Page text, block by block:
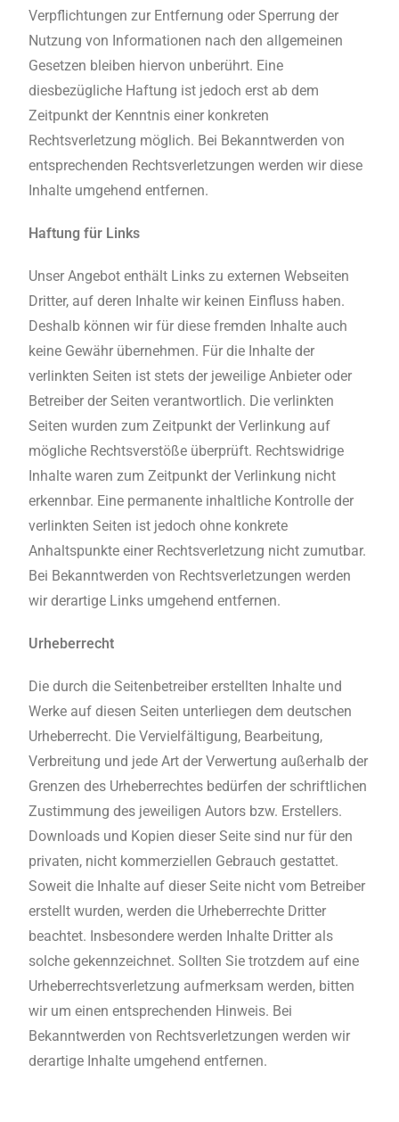
Verpflichtungen zur Entfernung oder Sperrung der
Nutzung von Informationen nach den allgemeinen
Gesetzen bleiben hiervon unberührt. Eine
diesbezügliche Haftung ist jedoch erst ab dem
Zeitpunkt der Kenntnis einer konkreten
Rechtsverletzung möglich. Bei Bekanntwerden von
entsprechenden Rechtsverletzungen werden wir diese
Inhalte umgehend entfernen.
Haftung für Links
Unser Angebot enthält Links zu externen Webseiten
Dritter, auf deren Inhalte wir keinen Einfluss haben.
Deshalb können wir für diese fremden Inhalte auch
keine Gewähr übernehmen. Für die Inhalte der
verlinkten Seiten ist stets der jeweilige Anbieter oder
Betreiber der Seiten verantwortlich. Die verlinkten
Seiten wurden zum Zeitpunkt der Verlinkung auf
mögliche Rechtsverstöße überprüft. Rechtswidrige
Inhalte waren zum Zeitpunkt der Verlinkung nicht
erkennbar. Eine permanente inhaltliche Kontrolle der
verlinkten Seiten ist jedoch ohne konkrete
Anhaltspunkte einer Rechtsverletzung nicht zumutbar.
Bei Bekanntwerden von Rechtsverletzungen werden
wir derartige Links umgehend entfernen.
Urheberrecht
Die durch die Seitenbetreiber erstellten Inhalte und
Werke auf diesen Seiten unterliegen dem deutschen
Urheberrecht. Die Vervielfältigung, Bearbeitung,
Verbreitung und jede Art der Verwertung außerhalb der
Grenzen des Urheberrechtes bedürfen der schriftlichen
Zustimmung des jeweiligen Autors bzw. Erstellers.
Downloads und Kopien dieser Seite sind nur für den
privaten, nicht kommerziellen Gebrauch gestattet.
Soweit die Inhalte auf dieser Seite nicht vom Betreiber
erstellt wurden, werden die Urheberrechte Dritter
beachtet. Insbesondere werden Inhalte Dritter als
solche gekennzeichnet. Sollten Sie trotzdem auf eine
Urheberrechtsverletzung aufmerksam werden, bitten
wir um einen entsprechenden Hinweis. Bei
Bekanntwerden von Rechtsverletzungen werden wir
derartige Inhalte umgehend entfernen.